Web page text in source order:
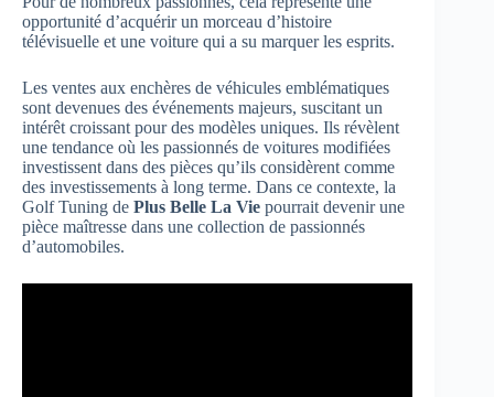
opportunité d’acquérir un morceau d’histoire
télévisuelle et une voiture qui a su marquer les esprits.
Les ventes aux enchères de véhicules emblématiques
sont devenues des événements majeurs, suscitant un
intérêt croissant pour des modèles uniques. Ils révèlent
une tendance où les passionnés de voitures modifiées
investissent dans des pièces qu’ils considèrent comme
des investissements à long terme. Dans ce contexte, la
Golf Tuning de Plus Belle La Vie pourrait devenir une
pièce maîtresse dans une collection de passionnés
d’automobiles.